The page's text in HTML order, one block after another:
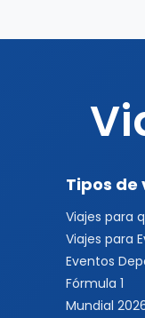
Tipos de
Viajes para
Viajes para
Eventos
Fórmula 1
Mundial